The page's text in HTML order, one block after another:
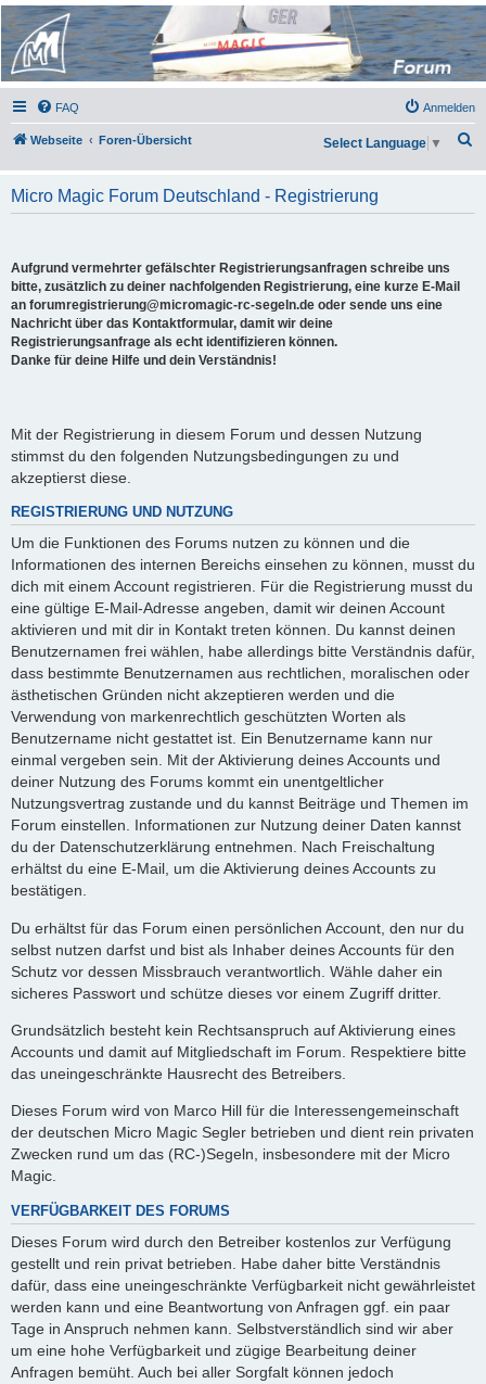
Micro Magic Forum
Deutschland
FAQ Anmelden
Webseite Foren-Übersicht
h
Select Language ▼
Micro Magic Forum Deutschland - Registrierung
Aufgrund vermehrter gefälschter Registrierungsanfragen schreibe uns
bitte, zusätzlich zu deiner nachfolgenden Registrierung, eine kurze E-Mail
an forumregistrierung@micromagic-rc-segeln.de oder sende uns eine
Nachricht über das Kontaktformular, damit wir deine
Registrierungsanfrage als echt identifizieren können.
Danke für deine Hilfe und dein Verständnis!
Mit der Registrierung in diesem Forum und dessen Nutzung
stimmst du den folgenden Nutzungsbedingungen zu und
akzeptierst diese.
REGISTRIERUNG UND NUTZUNG
Um die Funktionen des Forums nutzen zu können und die
Informationen des internen Bereichs einsehen zu können, musst du
dich mit einem Account registrieren. Für die Registrierung musst du
eine gültige E-Mail-Adresse angeben, damit wir deinen Account
aktivieren und mit dir in Kontakt treten können. Du kannst deinen
Benutzernamen frei wählen, habe allerdings bitte Verständnis dafür,
dass bestimmte Benutzernamen aus rechtlichen, moralischen oder
ästhetischen Gründen nicht akzeptieren werden und die
Verwendung von markenrechtlich geschützten Worten als
Benutzername nicht gestattet ist. Ein Benutzername kann nur
einmal vergeben sein. Mit der Aktivierung deines Accounts und
deiner Nutzung des Forums kommt ein unentgeltlicher
Nutzungsvertrag zustande und du kannst Beiträge und Themen im
Forum einstellen. Informationen zur Nutzung deiner Daten kannst
du der Datenschutzerklärung entnehmen. Nach Freischaltung
erhältst du eine E-Mail, um die Aktivierung deines Accounts zu
bestätigen.
Du erhältst für das Forum einen persönlichen Account, den nur du
selbst nutzen darfst und bist als Inhaber deines Accounts für den
Schutz vor dessen Missbrauch verantwortlich. Wähle daher ein
sicheres Passwort und schütze dieses vor einem Zugriff dritter.
Grundsätzlich besteht kein Rechtsanspruch auf Aktivierung eines
Accounts und damit auf Mitgliedschaft im Forum. Respektiere bitte
das uneingeschränkte Hausrecht des Betreibers.
Dieses Forum wird von Marco Hill für die Interessengemeinschaft
der deutschen Micro Magic Segler betrieben und dient rein privaten
Zwecken rund um das (RC-)Segeln, insbesondere mit der Micro
Magic.
VERFÜGBARKEIT DES FORUMS
Dieses Forum wird durch den Betreiber kostenlos zur Verfügung
gestellt und rein privat betrieben. Habe daher bitte Verständnis
dafür, dass eine uneingeschränkte Verfügbarkeit nicht gewährleistet
werden kann und eine Beantwortung von Anfragen ggf. ein paar
Tage in Anspruch nehmen kann. Selbstverständlich sind wir aber
um eine hohe Verfügbarkeit und zügige Bearbeitung deiner
Anfragen bemüht. Auch bei aller Sorgfalt können jedoch